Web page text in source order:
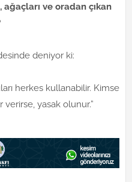
ve oradan çıkan
deniyor ki:
herkes kullanabilir. Kimse
verirse, yasak olunur.”